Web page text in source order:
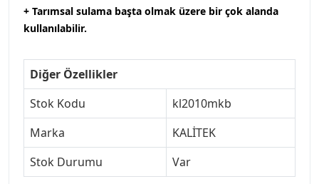
+ Tarımsal sulama başta olmak üzere bir çok alanda
kullanılabilir.
Diğer Özellikler
Stok Kodu
kl2010mkb
Marka
KALİTEK
Stok Durumu
Var